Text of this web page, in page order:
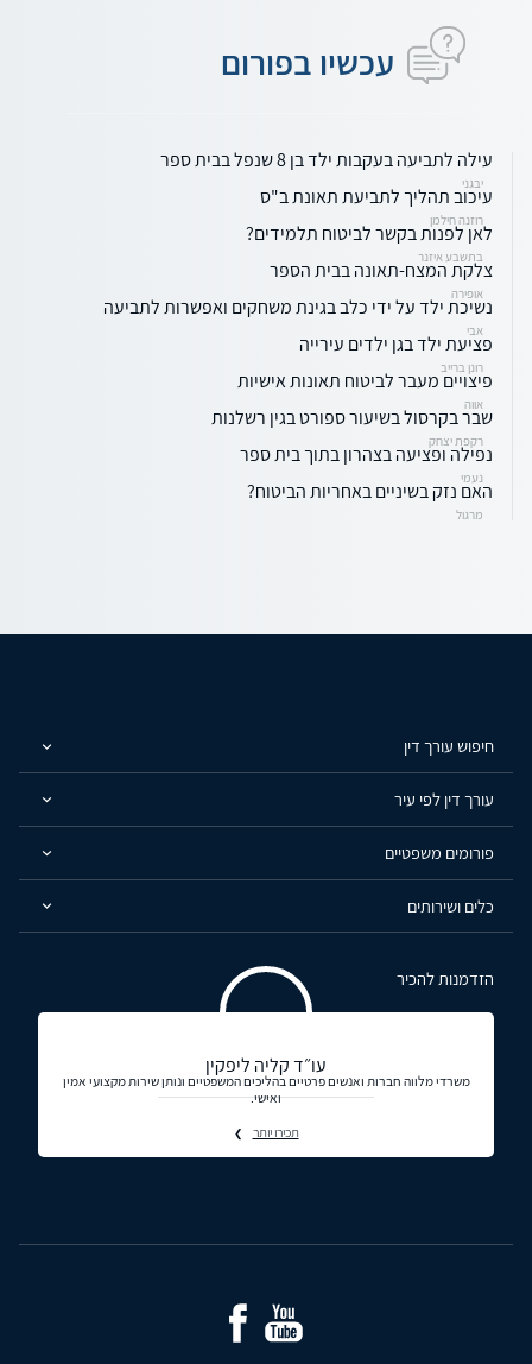
עכשיו בפורום
עילה לתביעה בעקבות ילד בן 8 שנפל בבית ספר
יבגני
עיכוב תהליך לתביעת תאונת ב"ס
רוזנה חילמן
לאן לפנות בקשר לביטוח תלמידים?
בתשבע איזנר
צלקת המצח-תאונה בבית הספר
אופירה
נשיכת ילד על ידי כלב בגינת משחקים ואפשרות לתביעה
אבי
פציעת ילד בגן ילדים עירייה
רונן ברייב
פיצויים מעבר לביטוח תאונות אישיות
אווה
שבר בקרסול בשיעור ספורט בגין רשלנות
רקפת יצחק
נפילה ופציעה בצהרון בתוך בית ספר
נעמי
האם נזק בשיניים באחריות הביטוח?
מרגול
חיפוש עורך דין
עורך דין לפי עיר
פורומים משפטיים
כלים ושירותים
הזדמנות להכיר
עו״ד קליה ליפקין
משרדי מלווה חברות ואנשים פרטיים בהליכים המשפטיים ונותן שירות מקצועי אמין
ואישי.
תכירו יותר